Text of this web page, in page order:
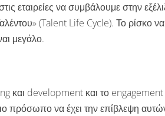
εταιρείες να συμβάλουμε στην
(Talent Life Cycle). Το ρίσκο να
μεγάλο.
και development και το engagement
πρόσωπο να έχει την επίβλεψη